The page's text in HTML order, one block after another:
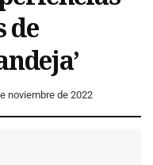
de
noviembre de 2022